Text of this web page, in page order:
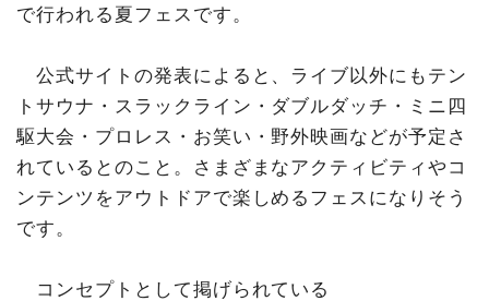
で行われる夏フェスです。
公式サイトの発表によると、ライブ以外にもテン
トサウナ・スラックライン・ダブルダッチ・ミニ四
駆大会・プロレス・お笑い・野外映画などが予定さ
れているとのこと。さまざまなアクティビティやコ
ンテンツをアウトドアで楽しめるフェスになりそう
です。
コンセプトとして掲げられている